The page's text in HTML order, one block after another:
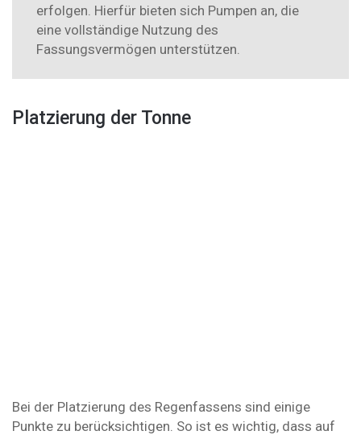
erfolgen. Hierfür bieten sich Pumpen an, die
eine vollständige Nutzung des
Fassungsvermögen unterstützen.
Platzierung der Tonne
Bei der Platzierung des Regenfassens sind einige
Punkte zu berücksichtigen. So ist es wichtig, dass auf